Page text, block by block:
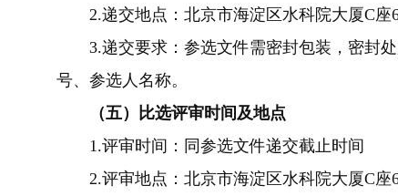
2.递交地点： 北京市海淀区水科院大厦C座
3.递交要求：参选文件需密封包装，密封
号、参选人名称。
（五）
比选评审时间及地点
1.评审时间：同参选文件递交截止时间
2.评审地点： 北京市海淀区水科院大厦C座